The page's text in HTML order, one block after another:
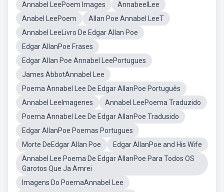
Annabel LeePoem Images
AnnabeelLee
Anabel LeePoem
Allan Poe Annabel LeeT
Annabel LeeLivro De Edgar Allan Poe
Edgar AllanPoe Frases
Edgar Allan Poe Annabel LeePortugues
James AbbotAnnabel Lee
Poema Annabel Lee De Edgar AllanPoe Português
Annabel LeeImagenes
Annabel LeePoema Traduzido
Poema Annabel Lee De Edgar AllanPoe Tradusido
Edgar AllanPoe Poemas Portugues
Morte DeEdgar Allan Poe
Edgar AllanPoe and His Wife
Annabel Lee Poema De Edgar AllanPoe Para Todos OS
Garotos Que Ja Amrei
Imagens Do PoemaAnnabel Lee